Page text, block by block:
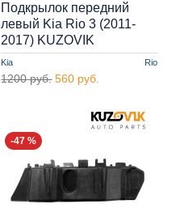
Kia Rio
Подкрылок передний
левый Kia Rio 3 (2011-
2017) KUZOVIK
1200 руб. 560 руб.
-47 %